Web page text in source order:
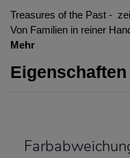
Treasures of the Past -
Von Familien in reiner
Mehr
Eigenschaften